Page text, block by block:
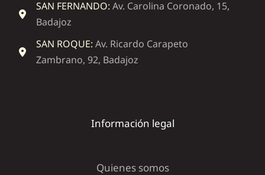
SAN FERNANDO: Av. Carolina Coronado, 15,
Badajoz
SAN ROQUE: Av. Ricardo Carapeto
Zambrano, 92, Badajoz
Información legal
Quienes somos